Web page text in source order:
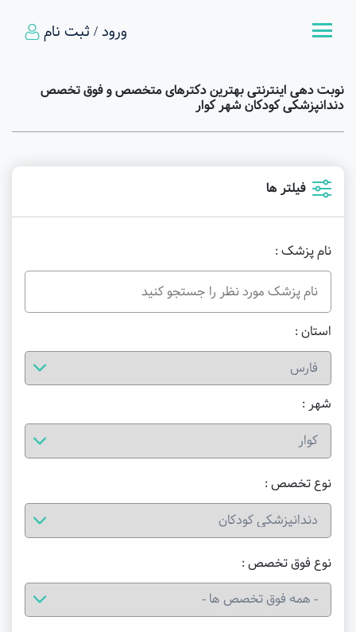
ورود / ثبت نام
نوبت دهی اینترنتی بهترین دکترهای متخصص و فوق تخصص
دندانپزشکی کودکان شهر کوار
فیلتر ها
نام پزشک :
استان :
شهر :
نوع تخصص :
نوع فوق تخصص :